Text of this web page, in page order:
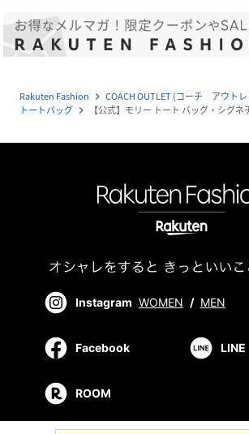
Rakuten Fashion navigate_next COACH OUTLET (コーチ アウト
トートバッグ navigate_next 【公式】モリー トート バッグ・シグ
Instagram WOMEN / MEN
Facebook LINE
ROOM